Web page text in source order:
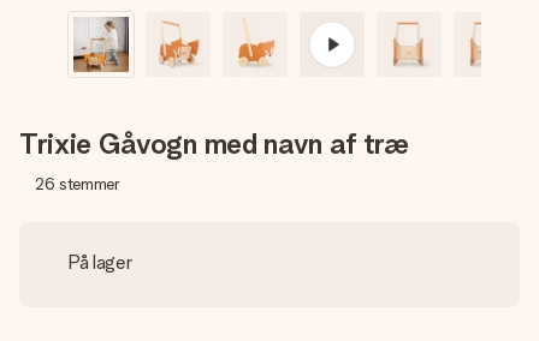
Trixie Gåvogn med navn af træ
26 stemmer
På lager